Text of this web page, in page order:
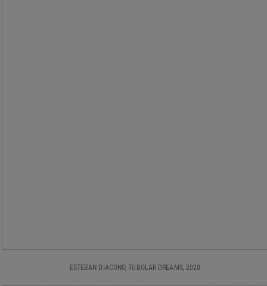
ESTEBAN DIACONO, TUBOLAR DREAMS, 2020